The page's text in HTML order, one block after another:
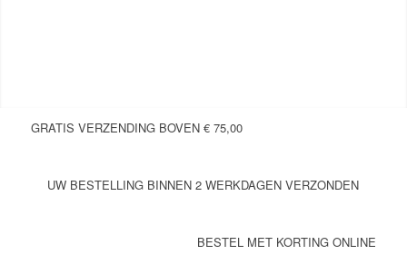
GRATIS VERZENDING BOVEN € 75,00
UW BESTELLING BINNEN 2 WERKDAGEN VERZONDEN
BESTEL MET KORTING ONLINE